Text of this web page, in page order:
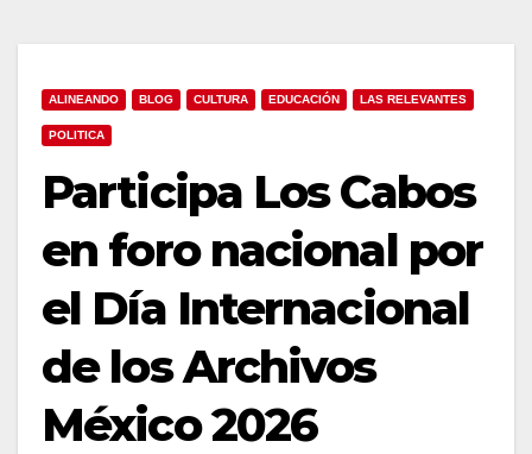
ALINEANDO BLOG CULTURA EDUCACIÓN LAS RELEVANTES
POLITICA
Participa Los Cabos
en foro nacional por
el Día Internacional
de los Archivos
México 2026